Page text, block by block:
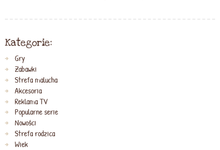
Kategorie:
Gry
Zabawki
Strefa malucha
Akcesoria
Reklama TV
Popularne serie
Nowości
Strefa rodzica
Wiek